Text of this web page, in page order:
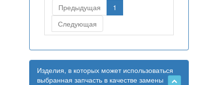
Предыдущая
1
Следующая
Изделия, в которых может использоваться
выбранная запчасть в качестве замены